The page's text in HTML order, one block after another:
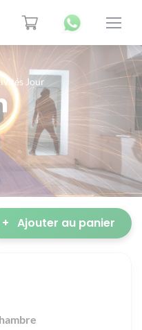
Jour
+ Ajouter au panier